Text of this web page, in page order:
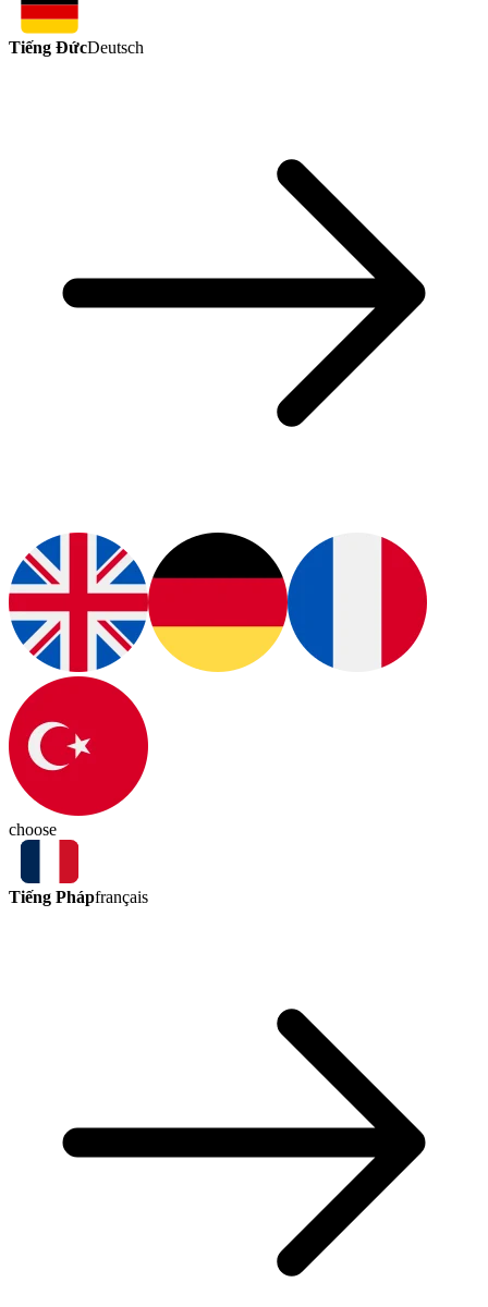
Tiếng ĐứcDeutsch
choose
Tiếng Phápfrançais